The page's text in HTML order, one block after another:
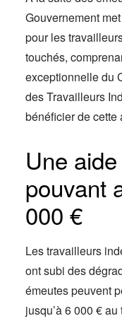
Gouvernement
pour les
touchés,
exceptionnelle du
des Travailleurs
bénéficier de cette
Une
pouvant
000 €
Les travailleurs
ont subi des
émeutes peuvent
jusqu’à 6 000 €